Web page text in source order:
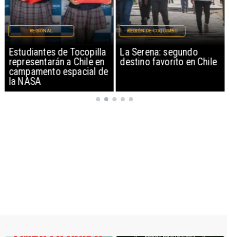
Estudiantes de Tocopilla
representarán a Chile en
campamento espacial de
la NASA
REGIONAL
La Serena: segundo
destino favorito en Chile
REGIÓN DE COQUIMBO